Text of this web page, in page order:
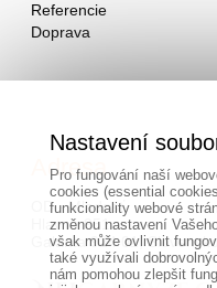
Referencie
Doprava
Adresa
OD - Mladosť
Hlavná 951
Galanta 924 01,
Nastavení
Pro fungování naší
cookies (essential
funkcionality webové
změnou nastavení
však může ovlivnit
také využívali
nám pomohou zlepšit